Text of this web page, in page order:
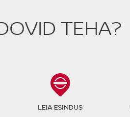
TEHA?
LEIA ESINDUS